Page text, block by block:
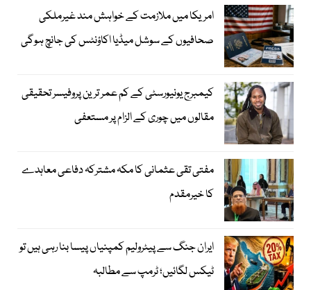
امریکا میں ملازمت کے خواہش مند غیرملکی
صحافیوں کے سوشل میڈیا اکاؤنٹس کی جانچ ہوگی
کیمبرج یونیورسٹی کے کم عمر ترین پروفیسر تحقیقی
مقالوں میں چوری کے الزام پر مستعفی
مفتی تقی عثمانی کا مکہ مشترکہ دفاعی معاہدے
کا خیرمقدم
ایران جنگ سے پیٹرولیم کمپنیاں پیسا بنا رہی ہیں تو
ٹیکس لگائیں؛ ٹرمپ سے مطالبہ